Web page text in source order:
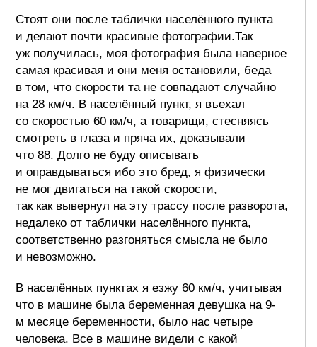
Стоят они после таблички населённого пункта
и делают почти красивые фотографии.Так
уж получилась, моя фотография была наверное
самая красивая и они меня остановили, беда
в том, что скорости та не совпадают случайно
на 28 км/ч. В населённый пункт, я въехал
со скоростью 60 км/ч, а товарищи, стесняясь
смотреть в глаза и пряча их, доказывали
что 88. Долго не буду описывать
и оправдываться ибо это бред, я физически
не мог двигаться на такой скорости,
так как вывернул на эту трассу после разворота,
недалеко от таблички населённого пункта,
соответственно разгоняться смысла не было
и невозможно.
В населённых пунктах я езжу 60 км/ч, учитывая
что в машине была беременная девушка на 9-
м месяце беременности, было нас четыре
человека. Все в машине видели с какой